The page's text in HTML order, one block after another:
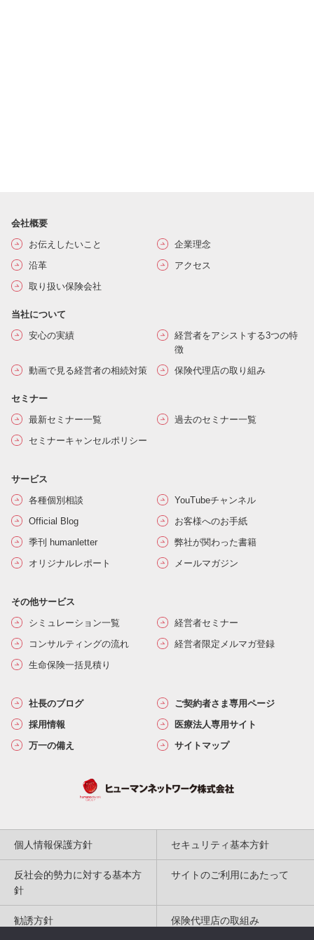
会社概要
お伝えしたいこと
企業理念
沿革
アクセス
取り扱い保険会社
当社について
安心の実績
経営者をアシストする3つの特
徴
動画で見る経営者の相続対策
保険代理店の取り組み
セミナー
最新セミナー一覧
過去のセミナー一覧
セミナーキャンセルポリシー
サービス
各種個別相談
YouTubeチャンネル
Official Blog
お客様へのお手紙
季刊 humanletter
弊社が関わった書籍
オリジナルレポート
メールマガジン
その他サービス
シミュレーション一覧
経営者セミナー
コンサルティングの流れ
経営者限定メルマガ登録
生命保険一括見積り
社長のブログ
ご契約者さま専用ページ
採用情報
医療法人専用サイト
万一の備え
サイトマップ
個人情報保護方針 セキュリティ基本方針
反社会的勢力に対する基本方
針
サイトのご利用にあたって
勧誘方針 保険代理店の取組み